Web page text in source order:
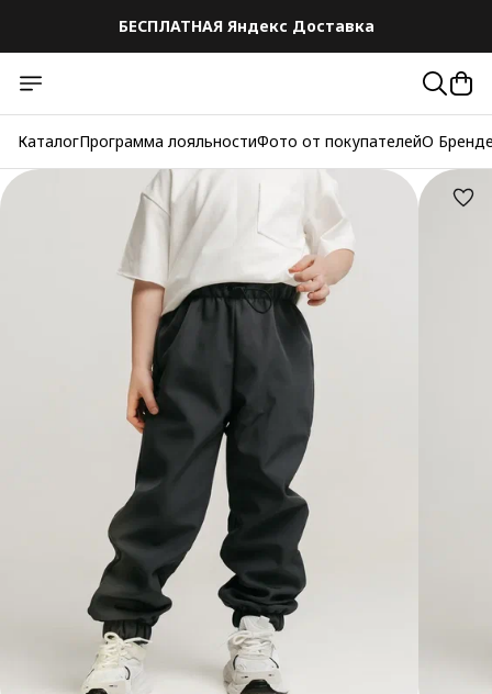
БЕСПЛАТНАЯ Яндекс Доставка
КаталогПрограмма лояльностиФото от покупателейО